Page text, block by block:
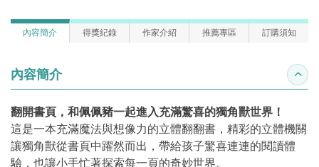
內容簡介 得獎紀錄 作家介紹 推薦專區 訂購須知
內容簡介 收合
翻開書頁，和佩佩豬一起進入充滿驚喜的獨角獸世界！
這是一本充滿魔法與想像力的立體翻翻書，精彩的立體機關
讓獨角獸從書頁中躍然而出，帶給孩子驚喜連連的閱讀體
驗，也讓小手忙著探索每一頁的奇妙世界。